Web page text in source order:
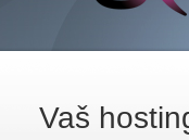
Vaš